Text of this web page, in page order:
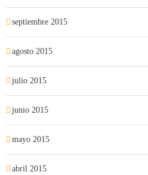
septiembre 2015
agosto 2015
julio 2015
junio 2015
mayo 2015
abril 2015